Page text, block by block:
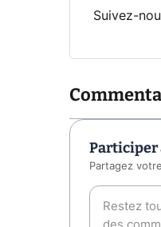
Suivez-
Participer
Partagez